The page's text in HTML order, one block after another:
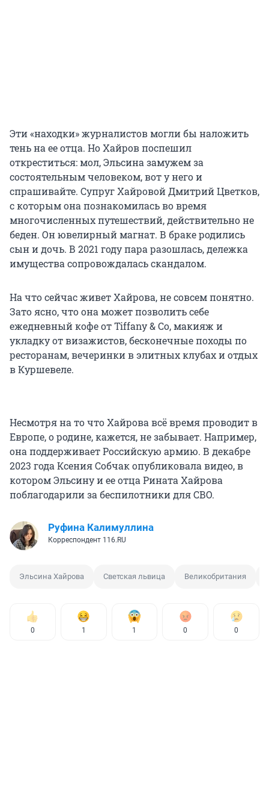
Эти «находки» журналистов могли бы наложить
тень на ее отца. Но Хайров поспешил
откреститься: мол, Эльсина замужем за
состоятельным человеком, вот у него и
спрашивайте. Супруг Хайровой Дмитрий Цветков,
с которым она познакомилась во время
многочисленных путешествий, действительно не
беден. Он ювелирный магнат. В браке родились
сын и дочь. В 2021 году пара разошлась, дележка
имущества сопровождалась скандалом.
На что сейчас живет Хайрова, не совсем понятно.
Зато ясно, что она может позволить себе
ежедневный кофе от Tiffany & Co, макияж и
укладку от визажистов, бесконечные походы по
ресторанам, вечеринки в элитных клубах и отдых
в Куршевеле.
Несмотря на то что Хайрова всё время проводит в
Европе, о родине, кажется, не забывает. Например,
она поддерживает Российскую армию. В декабре
2023 года Ксения Собчак опубликовала видео, в
котором Эльсину и ее отца Рината Хайрова
поблагодарили за беспилотники для СВО.
Руфина Калимуллина
Корреспондент 116.RU
Эльсина Хайрова Светская львица Великобритания
0 1 1 0 0